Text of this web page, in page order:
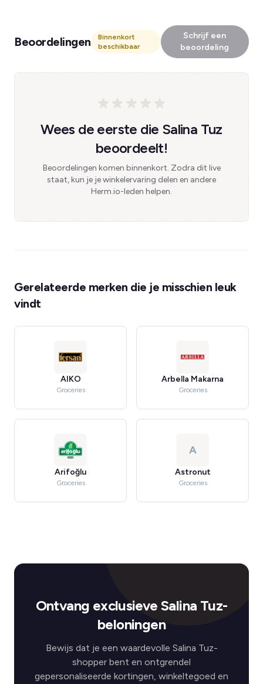
Beoordelingen
Binnenkort
beschikbaar
Schrijf een
beoordeling
Wees de eerste die Salina Tuz
beoordeelt!
Beoordelingen komen binnenkort. Zodra dit live
staat, kun je je winkelervaring delen en andere
Herm.io-leden helpen.
Gerelateerde merken die je misschien leuk
vindt
AIKO
Groceries
Arbella Makarna
Groceries
Arifoğlu
Groceries
A
Astronut
Groceries
Ontvang exclusieve Salina Tuz-
beloningen
Bewijs dat je een waardevolle Salina Tuz-
shopper bent en ontgrendel
gepersonaliseerde kortingen, winkeltegoed en